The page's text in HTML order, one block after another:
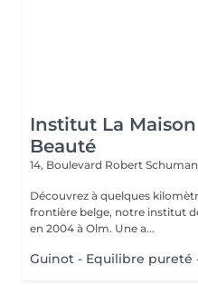
Institut La
Beauté
14, Boulevard Robert Schuman
Découvrez à quelques
frontière belge, notre institut
en 2004 à Olm. Une a...
Guinot - Equilibre pureté